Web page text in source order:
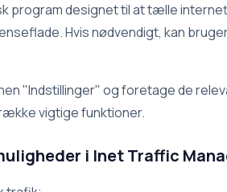
program designet til at tælle
Hvis nødvendigt, kan
"Indstillinger" og foretage de
vigtige funktioner.
i Inet Traffic